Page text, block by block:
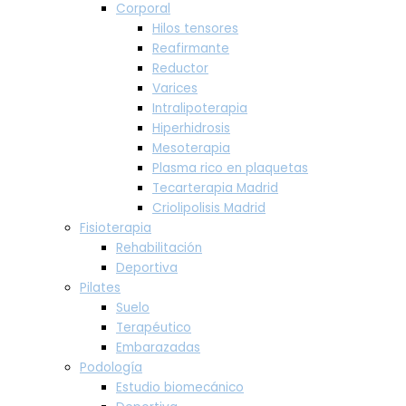
Corporal
Hilos tensores
Reafirmante
Reductor
Varices
Intralipoterapia
Hiperhidrosis
Mesoterapia
Plasma rico en plaquetas
Tecarterapia Madrid
Criolipolisis Madrid
Fisioterapia
Rehabilitación
Deportiva
Pilates
Suelo
Terapéutico
Embarazadas
Podología
Estudio biomecánico